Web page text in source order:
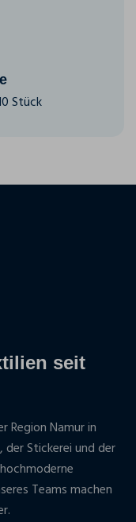
Stück
seit
Region Namur in
der Stickerei und der
Teams machen